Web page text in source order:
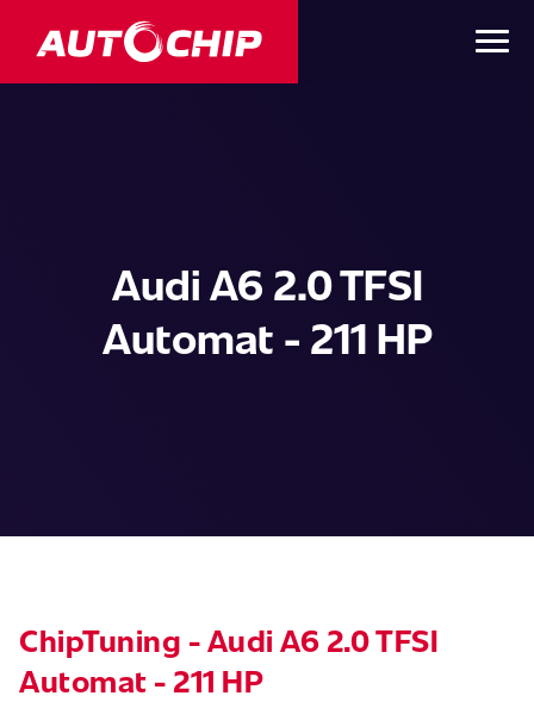
Audi A6 2.0 TFSI
Automat - 211 HP
ChipTuning - Audi A6 2.0 TFSI
Automat - 211 HP